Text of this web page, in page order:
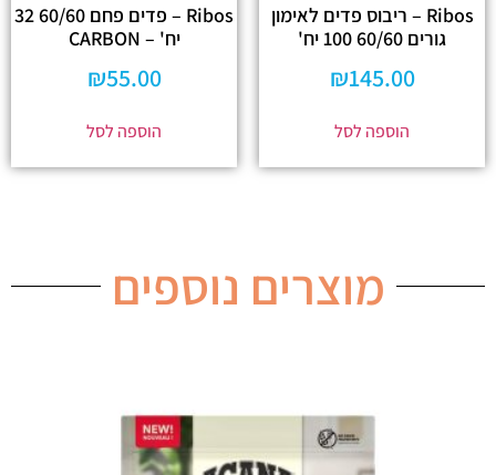
Ribos – ריבוס פדים לאימון
גורים 60/60 100 יח'
₪145.00
הוספה לסל
Ribos – פדים פחם 60/60 32
יח' – CARBON
₪55.00
הוספה לסל
מוצרים נוספים